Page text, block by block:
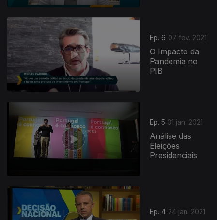
Ep. 6 07 fev. 2021
O Impacto da
Pandemia no
PIB
Ep. 5 31 jan. 2021
Análise das
Eleições
Presidenciais
Ep. 4 24 jan. 2021